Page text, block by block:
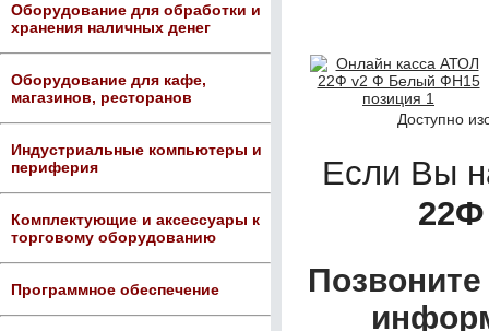
Оборудование для обработки и
хранения наличных денег
Оборудование для кафе,
магазинов, ресторанов
Индустриальные компьютеры и
периферия
Комплектующие и аксессуары к
торговому оборудованию
Программное обеспечение
Доступно
Если Вы